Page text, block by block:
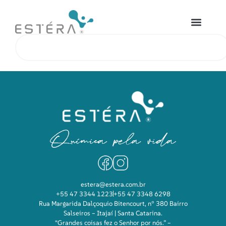
estera@estera.com.br
+55 47 3344 1223+55 47 3348 6298
Rua Margarida Dalçoquio Bitencourt, n° 380 Bairro
Salseiros – Itajaí | Santa Catarina.
“Grandes coisas fez o Senhor por nós.” –